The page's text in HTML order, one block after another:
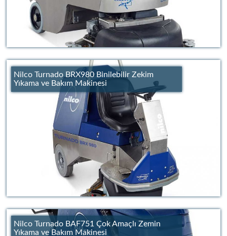
Nilco Turnado BRX980 Binilebilir Zekim
Yıkama ve Bakım Makinesi
Nilco Turnado BAF751 Çok Amaçlı Zemin
Yıkama ve Bakım Makinesi